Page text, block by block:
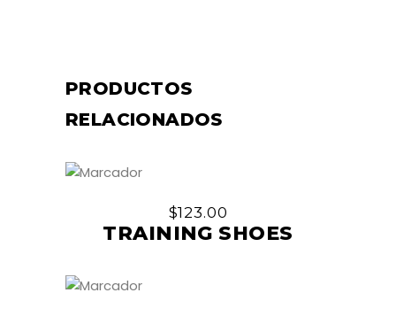
PRODUCTOS
RELACIONADOS
$123.00
TRAINING SHOES